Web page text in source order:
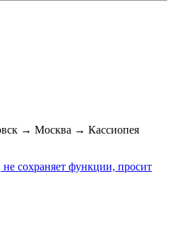
→ Москва → Кассиопея
сохраняет функции, просит